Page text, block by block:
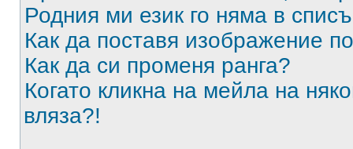
Родния ми език го няма в
Как да поставя изображение
Как да си променя ранга?
Когато кликна на мейла на
вляза?!